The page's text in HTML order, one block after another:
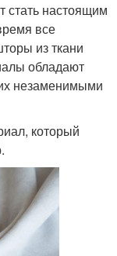
стать настоящим
все
из ткани
обладают
незаменимыми
который